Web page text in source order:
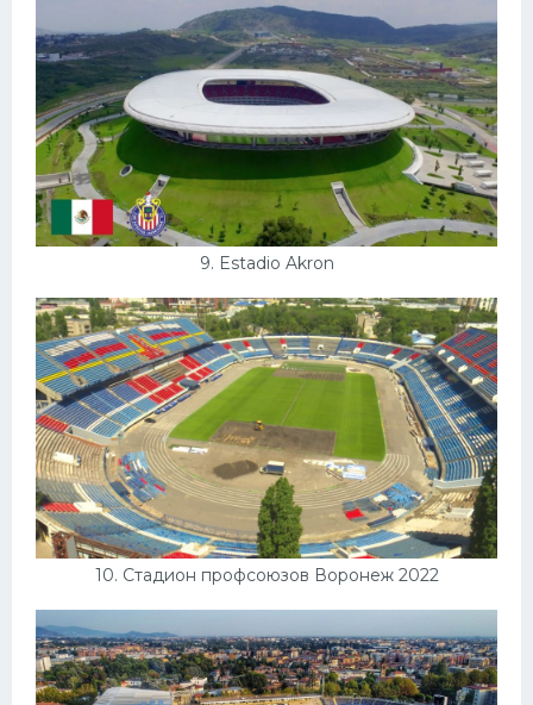
9. Estadio Akron
10. Стадион профсоюзов Воронеж 2022